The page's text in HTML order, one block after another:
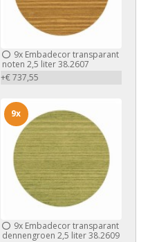
9xEmbadecor transparant
noten 2,5 liter 38.2607
+€ 737,55
9xEmbadecor transparant
dennengroen 2,5 liter 38.2609
9x